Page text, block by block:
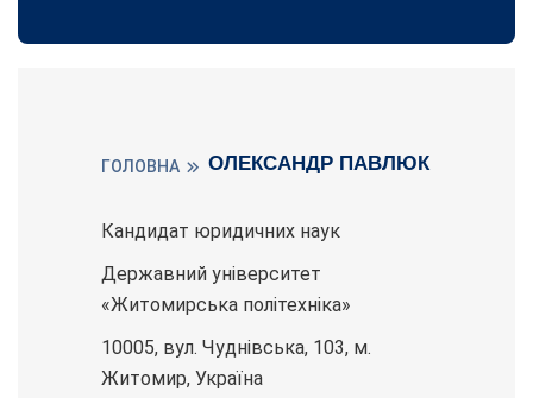
ГОЛОВНА ОЛЕКСАНДР ПАВЛЮК
Кандидат юридичних наук
Державний університет
«Житомирська політехніка»
10005, вул. Чуднівська, 103, м.
Житомир, Україна